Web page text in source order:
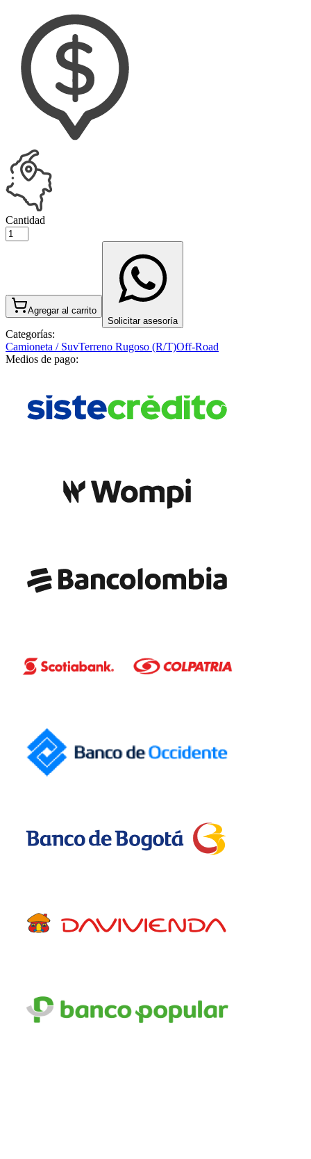
Cantidad
Agregar al carrito
Solicitar asesoría
Categorías:
Camioneta / SuvTerreno Rugoso (R/T)Off-Road
Medios de pago: